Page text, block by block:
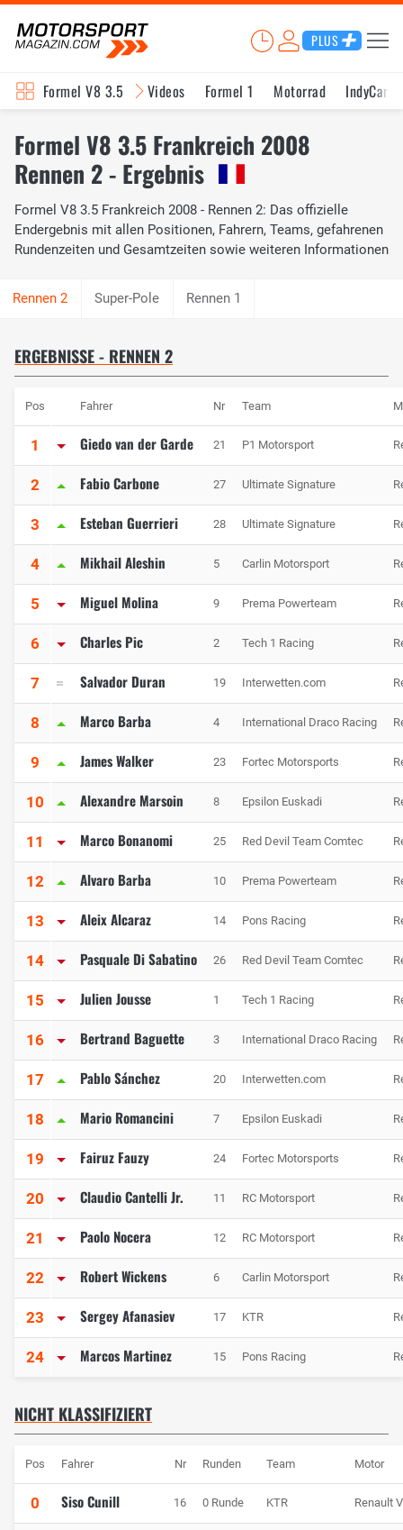
PLUS
Formel V8 3.5 Videos Formel 1 Motorrad IndyCar
Formel V8 3.5 Frankreich 2008
Rennen 2 - Ergebnis
Formel V8 3.5 Frankreich 2008 - Rennen 2: Das offizielle
Endergebnis mit allen Positionen, Fahrern, Teams, gefahrenen
Rundenzeiten und Gesamtzeiten sowie weiteren Informationen
Super-Pole Rennen 1
ERGEBNISSE - RENNEN 2
Pos Fahrer Nr Team
1 Giedo van der Garde 21 P1 Motorsport
2 Fabio Carbone 27 Ultimate Signature
3 Esteban Guerrieri 28 Ultimate Signature
4 Mikhail Aleshin 5 Carlin Motorsport
5 Miguel Molina 9 Prema Powerteam
6 Charles Pic 2 Tech 1 Racing
7 Salvador Duran 19 Interwetten.com
8 Marco Barba 4 International Draco Racing
9 James Walker 23 Fortec Motorsports
10 Alexandre Marsoin 8 Epsilon Euskadi
11 Marco Bonanomi 25 Red Devil Team Comtec
12 Alvaro Barba 10 Prema Powerteam
13 Aleix Alcaraz 14 Pons Racing
14 Pasquale Di Sabatino 26 Red Devil Team Comtec
15 Julien Jousse 1 Tech 1 Racing
16 Bertrand Baguette 3 International Draco Racing
17 Pablo Sánchez 20 Interwetten.com
18 Mario Romancini 7 Epsilon Euskadi
19 Fairuz Fauzy 24 Fortec Motorsports
20 Claudio Cantelli Jr. 11 RC Motorsport
21 Paolo Nocera 12 RC Motorsport
22 Robert Wickens 6 Carlin Motorsport
23 Sergey Afanasiev 17 KTR
24 Marcos Martinez 15 Pons Racing
NICHT KLASSIFIZIERT
Pos Fahrer Nr Runden Team Motor
0 Siso Cunill 16 0 Runde KTR Renault